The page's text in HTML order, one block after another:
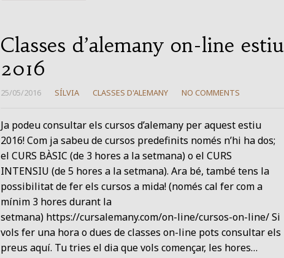
Classes d’alemany on-line estiu
2016
25/05/2016 SÍLVIA CLASSES D'ALEMANY NO COMMENTS
Ja podeu consultar els cursos d’alemany per aquest estiu
2016! Com ja sabeu de cursos predefinits només n’hi ha dos;
el CURS BÀSIC (de 3 hores a la setmana) o el CURS
INTENSIU (de 5 hores a la setmana). Ara bé, també tens la
possibilitat de fer els cursos a mida! (només cal fer com a
mínim 3 hores durant la
setmana) https://cursalemany.com/on-line/cursos-on-line/ Si
vols fer una hora o dues de classes on-line pots consultar els
preus aquí. Tu tries el dia que vols començar, les hores…